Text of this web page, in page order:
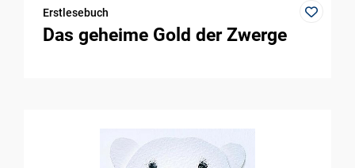
Erstlesebuch
Das geheime Gold der Zwerge